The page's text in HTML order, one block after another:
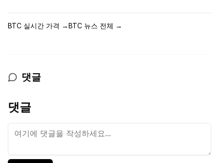
BTC 실시간 가격 →BTC 뉴스 전체 →
댓글
댓글